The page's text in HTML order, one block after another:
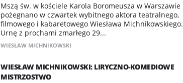
Mszą św. w kościele Karola Boromeusza w Warszawie
pożegnano w czwartek wybitnego aktora teatralnego,
filmowego i kabaretowego Wiesława Michnikowskiego.
Urnę z prochami zmarłego 29...
WIESŁAW MICHNIKOWSKI
WIESŁAW MICHNIKOWSKI: LIRYCZNO-KOMEDIOWE
MISTRZOSTWO